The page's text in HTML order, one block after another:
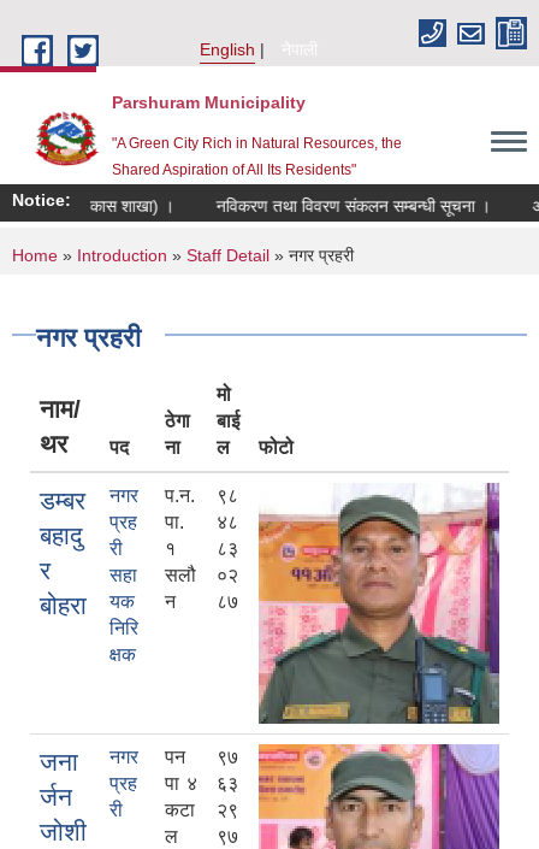
English
नेपाली
Parshuram Municipality
"A Green City Rich in Natural Resources, the
Shared Aspiration of All Its Residents"
Notice:विकास शाखा) । नविकरण तथा विवरण संकलन सम्बन्धी सूचना ।
You are here
Home » Introduction » Staff Detail » नगर प्रहरी
नगर प्रहरी
नाम/
थर
पद
ठेगा
ना
मो
बाई
ल
फोटो
डम्बर
बहादु
र
बोहरा
नगर
प्रह
री
सहा
यक
निरि
क्षक
प.न.
पा.
१
सलौ
न
९८
४८
८३
०२
८७
जना
र्जन
जोशी
नगर
प्रह
री
पन
पा ४
कटा
ल
९७
६३
२९
९७